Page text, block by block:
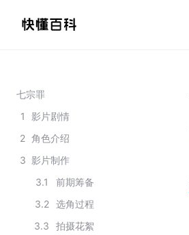
七宗罪
1
影片剧情
2 角色介绍
3 影片制作
3.1
前期筹备
3.2
选角过程
3.3
拍摄花絮